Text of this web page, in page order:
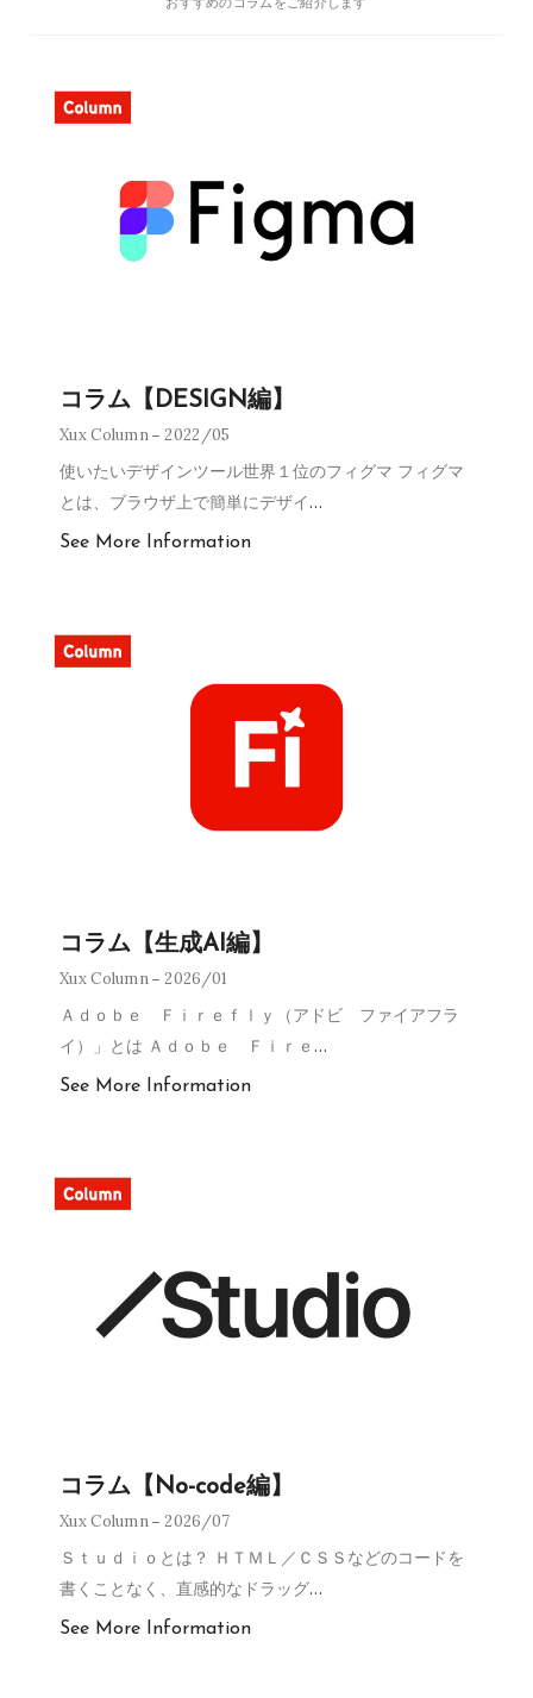
おすすめのコラムをご紹介します
コラム【DESIGN編】
Xux Column 2022/05
使いたいデザインツール世界１位のフィグマ フィグマ
とは、ブラウザ上で簡単にデザイ…
See More Information
コラム【生成AI編】
Xux Column 2026/01
Ａｄｏｂｅ Ｆｉｒｅｆｌｙ（アドビ ファイアフラ
イ）」とは Ａｄｏｂｅ Ｆｉｒｅ …
See More Information
コラム【No-code編】
Xux Column 2026/07
Ｓｔｕｄｉｏとは？ ＨＴＭＬ／ＣＳＳなどのコードを
書くことなく、直感的なドラッグ…
See More Information